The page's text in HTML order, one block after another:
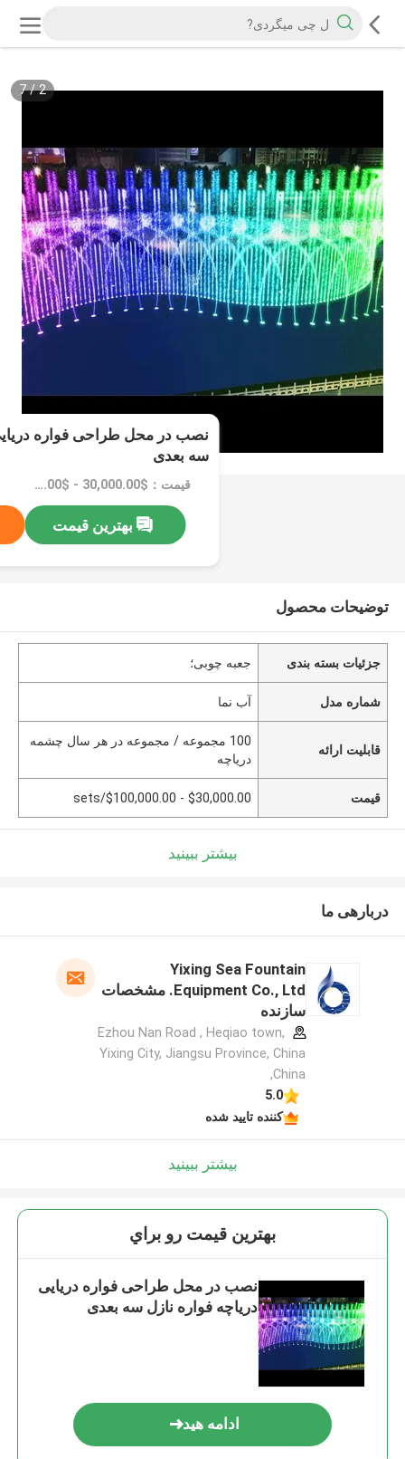
2
/
7
نصب در محل طراحی فواره
سه بعدی
قیمت：$30,000.00 - $100,000.00/sets
بهترین قیمت
توضیحات محصول
جزئیات بسته بندی جعبه چوبی؛
شماره مدل آب نما
قابلیت ارائه
100 مجموعه / مجموعه در هر سال چشمه
دریاچه
قیمت $30,000.00 - $100,000.00/sets
بیشتر ببینید
دربارهی ما
Yixing Sea Fountain
Equipment Co., Ltd. مشخصات
سازنده
Ezhou Nan Road , Heqiao town,
Yixing City, Jiangsu Province, China
,China
5.0
کننده تایید شده
بیشتر ببینید
بهترين قيمت رو براي
نصب در محل طراحی فواره دریایی
دریاچه فواره نازل سه بعدی
ادامه هید